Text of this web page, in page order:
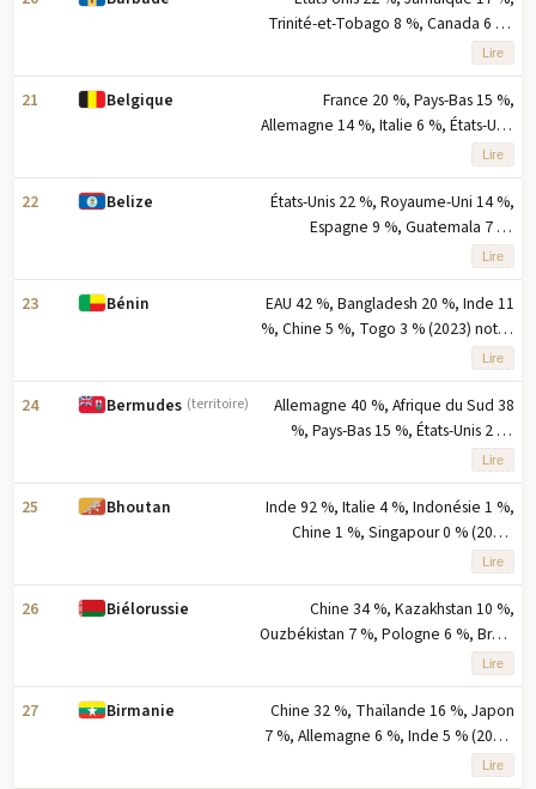
exportations
Trinité-et-Tobago 8 %, Canada 6 %,
Guyana 6 % (2023) note : cinq
principaux partenaires à l'exportation
selon le pourcentage des
exportations
Lire
21 Belgique
France 20 %, Pays-Bas 15 %,
Allemagne 14 %, Italie 6 %, États-Unis
5 % (2023) note : cinq principaux
partenaires à l'exportation selon la
part en pourcentage des
exportations
Lire
22 Belize
États-Unis 22 %, Royaume-Uni 14 %,
Espagne 9 %, Guatemala 7 %,
Portugal 5 % (2023) remarque : cinq
principaux partenaires d'exportation
basés sur le pourcentage des
exportations
Lire
23 Bénin
EAU 42 %, Bangladesh 20 %, Inde 11
%, Chine 5 %, Togo 3 % (2023) note :
cinq principaux partenaires à
l'exportation selon la part en
pourcentage des exportations
Lire
24 Bermudes (territoire)
Allemagne 40 %, Afrique du Sud 38
%, Pays-Bas 15 %, États-Unis 2 %,
Angola 2 % (2023) note : cinq
principaux partenaires à l'exportation
selon le pourcentage des
exportations
Lire
25 Bhoutan
Inde 92 %, Italie 4 %, Indonésie 1 %,
Chine 1 %, Singapour 0 % (2023)
note : cinq principaux partenaires à
l'exportation en pourcentage des
exportations
Lire
26 Biélorussie
Chine 34 %, Kazakhstan 10 %,
Ouzbékistan 7 %, Pologne 6 %, Brésil
5 % (2023) note : cinq principaux
partenaires d'exportation basés sur
le pourcentage des exportations
Lire
27 Birmanie
Chine 32 %, Thaïlande 16 %, Japon
7 %, Allemagne 6 %, Inde 5 % (2023)
note : cinq principaux partenaires à
Lire